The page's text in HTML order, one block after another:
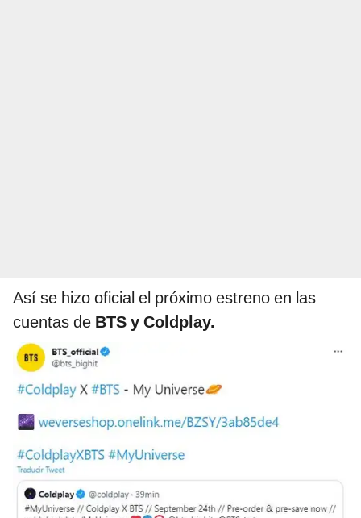
Así se hizo oficial el próximo estreno en las
cuentas de BTS y Coldplay.